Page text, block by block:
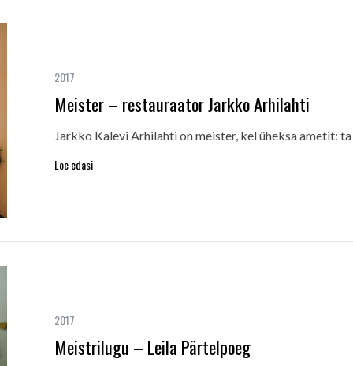
2017
Meister – restauraator Jarkko Arhilahti
Jarkko Kalevi Arhilahti on meister, kel üheksa ametit:
Loe edasi
2017
Meistrilugu – Leila Pärtelpoeg